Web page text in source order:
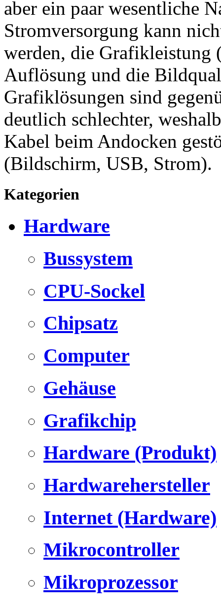
aber ein paar wesentliche
Stromversorgung kann
werden, die Grafikleistung
Auflösung und die
Grafiklösungen sind
deutlich schlechter,
Kabel beim Andocken
(Bildschirm, USB, Strom).
Kategorien
Hardware
Bussystem
CPU-Sockel
Chipsatz
Computer
Gehäuse
Grafikchip
Hardware (Produkt)
Hardwarehersteller
Internet (Hardware)
Mikrocontroller
Mikroprozessor